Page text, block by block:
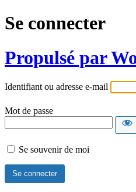
Se connecter
Propulsé par
Identifiant ou adresse e-mail
Mot de passe
Se souvenir de moi